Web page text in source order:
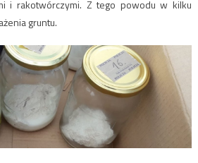
i rakotwórczymi. Z tego powodu w kilku
gruntu.